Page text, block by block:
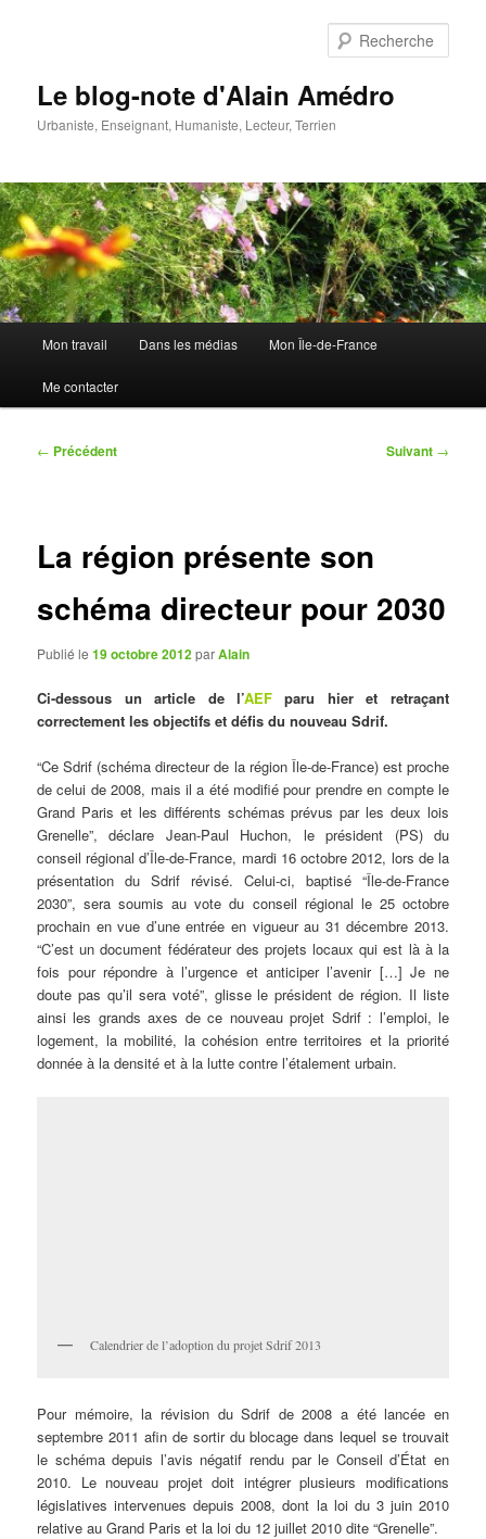
Le blog-note d'Alain Amédro
Urbaniste, Enseignant, Humaniste, Lecteur, Terrien
principal
Mon travail Dans les médias Mon Île-de-France
Me contacter
Navigation
← Précédent Suivant →
La région présente son
schéma directeur pour 2030
Publié le19 octobre 2012parAlain
Ci-dessous un article de l’AEF paru hier et retraçant
correctement les objectifs et défis du nouveau Sdrif.
“Ce Sdrif (schéma directeur de la région Île-de-France) est proche
de celui de 2008, mais il a été modifié pour prendre en compte le
Grand Paris et les différents schémas prévus par les deux lois
Grenelle”, déclare Jean-Paul Huchon, le président (PS) du
conseil régional d’Île-de-France, mardi 16 octobre 2012, lors de la
présentation du Sdrif révisé. Celui-ci, baptisé “Île-de-France
2030”, sera soumis au vote du conseil régional le 25 octobre
prochain en vue d’une entrée en vigueur au 31 décembre 2013.
“C’est un document fédérateur des projets locaux qui est là à la
fois pour répondre à l’urgence et anticiper l’avenir […] Je ne
doute pas qu’il sera voté”, glisse le président de région. Il liste
ainsi les grands axes de ce nouveau projet Sdrif : l’emploi, le
logement, la mobilité, la cohésion entre territoires et la priorité
donnée à la densité et à la lutte contre l’étalement urbain.
Calendrier de l’adoption du projet Sdrif 2013
Pour mémoire, la révision du Sdrif de 2008 a été lancée en
septembre 2011 afin de sortir du blocage dans lequel se trouvait
le schéma depuis l’avis négatif rendu par le Conseil d’État en
2010. Le nouveau projet doit intégrer plusieurs modifications
législatives intervenues depuis 2008, dont la loi du 3 juin 2010
relative au Grand Paris et la loi du 12 juillet 2010 dite “Grenelle”.